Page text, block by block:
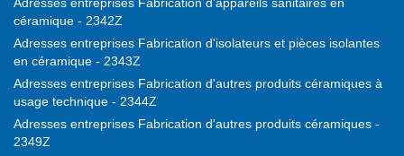
céramique - 2342Z
Adresses entreprises Fabrication d'isolateurs et pièces isolantes
en céramique - 2343Z
Adresses entreprises Fabrication d'autres produits céramiques à
usage technique - 2344Z
Adresses entreprises Fabrication d'autres produits céramiques -
2349Z